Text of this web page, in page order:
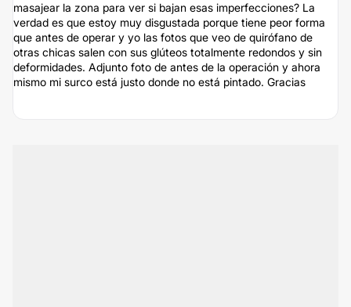
masajear la zona para ver si bajan esas imperfecciones? La
verdad es que estoy muy disgustada porque tiene peor forma
que antes de operar y yo las fotos que veo de quirófano de
otras chicas salen con sus glúteos totalmente redondos y sin
deformidades. Adjunto foto de antes de la operación y ahora
mismo mi surco está justo donde no está pintado. Gracias